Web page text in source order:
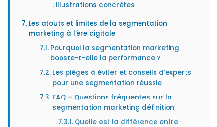
: illustrations concrètes
Les atouts et limites de la segmentation
marketing à l’ère digitale
Pourquoi la segmentation marketing
booste-t-elle la performance ?
Les pièges à éviter et conseils d’experts
pour une segmentation réussie
FAQ – Questions fréquentes sur la
segmentation marketing définition
Quelle est la différence entre